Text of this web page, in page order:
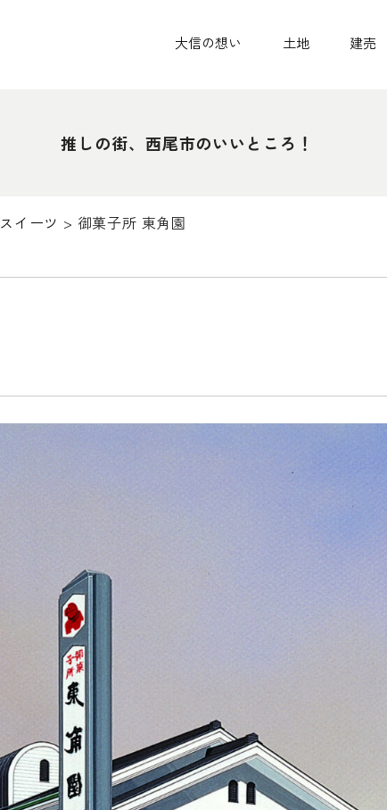
大信の想い 土地 建売
推しの街、西尾市のいいところ！
スイーツ > 御菓子所 東角園